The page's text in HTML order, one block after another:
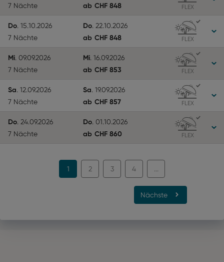
7 Nächte
ab CHF 848 FLEX
Do. 15.10.2026 Do. 22.10.2026
7 Nächte
ab CHF 848 FLEX
Mi. 09.09.2026 Mi. 16.09.2026
7 Nächte
ab CHF 853 FLEX
Sa. 12.09.2026 Sa. 19.09.2026
7 Nächte
ab CHF 857 FLEX
Do. 24.09.2026 Do. 01.10.2026
7 Nächte
ab CHF 860 FLEX
1 2 3 4
Nächste